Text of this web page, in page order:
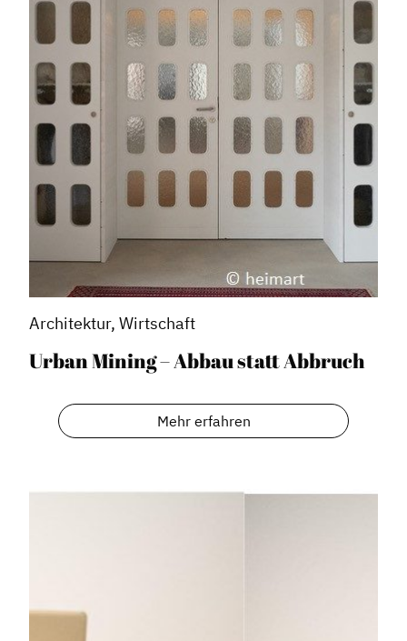
Architektur, Wirtschaft
Urban Mining – Abbau statt Abbruch
Mehr erfahren